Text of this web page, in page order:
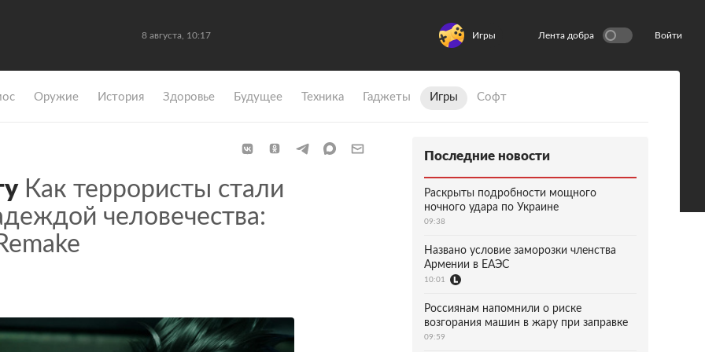
8 августа, 10:17 Игры Лента добра Войти
Оружие История Здоровье Будущее Техника Гаджеты Игры Софт
Как террористы стали
человечества:
Последние новости
Раскрыты подробности мощного
ночного удара по Украине
09:38
Названо условие заморозки членства
Армении в ЕАЭС
10:01
Россиянам напомнили о риске
возгорания машин в жару при заправке
09:59